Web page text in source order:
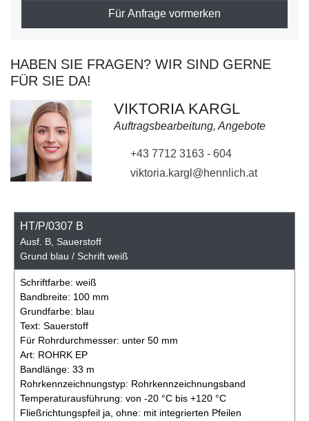
Für Anfrage vormerken
HABEN SIE FRAGEN? WIR SIND GERNE
FÜR SIE DA!
VIKTORIA KARGL
Auftragsbearbeitung, Angebote
+43 7712 3163 - 604
viktoria.kargl@hennlich.at
HT/P/0307 B
Ausf. B, Sauerstoff
Grund blau / Schrift weiß
Schriftfarbe: weiß
Bandbreite: 100 mm
Grundfarbe: blau
Text: Sauerstoff
Für Rohrdurchmesser: unter 50 mm
Art: ROHRK EP
Bandlänge: 33 m
Rohrkennzeichnungstyp: Rohrkennzeichnungsband
Temperaturausführung: von -20 °C bis +120 °C
Fließrichtungspfeil ja, ohne: mit integrierten Pfeilen